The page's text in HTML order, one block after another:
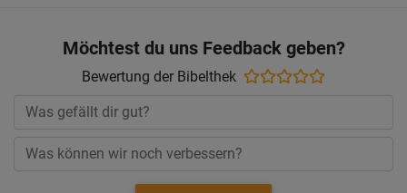
Möchtest du uns Feedback geben?
Bewertung der Bibelthek